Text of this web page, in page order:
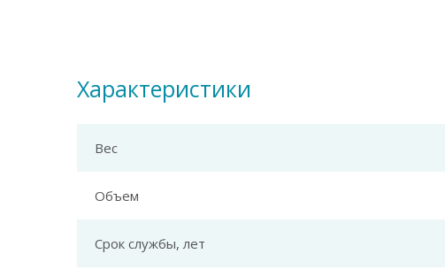
Характеристики
Вес
Объем
Срок службы, лет